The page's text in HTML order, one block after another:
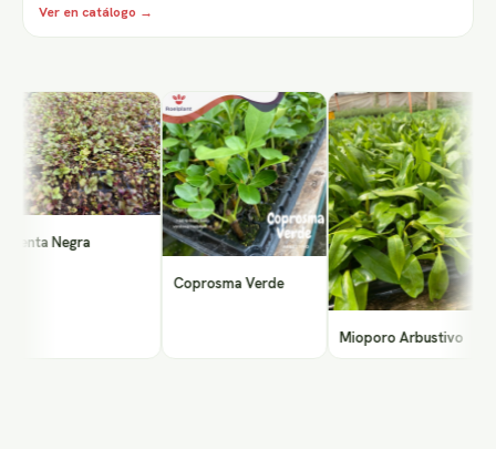
Ver en catálogo →
Negra
Coprosma Verde
Mioporo Arbustivo